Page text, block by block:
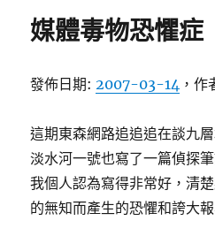
媒體毒物恐懼症
發佈日期:2007-03-14 ，
這期東森網路追追追在談九
淡水河一號也寫了一篇偵探
我個人認為寫得非常好，清
的無知而產生的恐懼和誇大報